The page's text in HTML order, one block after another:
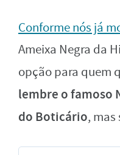
Conforme nós já
Ameixa Negra da
opção para quem
lembre o famoso
do Boticário, mas